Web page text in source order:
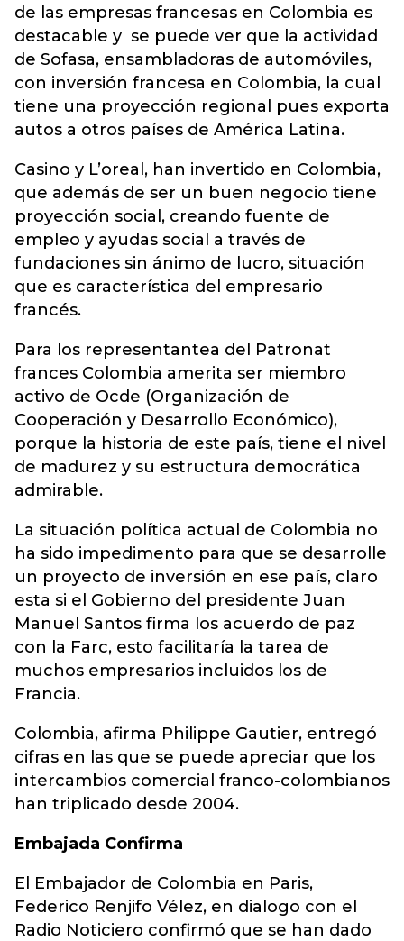
de las empresas francesas en Colombia es
destacable y se puede ver que la actividad
de Sofasa, ensambladoras de automóviles,
con inversión francesa en Colombia, la cual
tiene una proyección regional pues exporta
autos a otros países de América Latina.
Casino y L’oreal, han invertido en Colombia,
que además de ser un buen negocio tiene
proyección social, creando fuente de
empleo y ayudas social a través de
fundaciones sin ánimo de lucro, situación
que es característica del empresario
francés.
Para los representantea del Patronat
frances Colombia amerita ser miembro
activo de Ocde (Organización de
Cooperación y Desarrollo Económico),
porque la historia de este país, tiene el nivel
de madurez y su estructura democrática
admirable.
La situación política actual de Colombia no
ha sido impedimento para que se desarrolle
un proyecto de inversión en ese país, claro
esta si el Gobierno del presidente Juan
Manuel Santos firma los acuerdo de paz
con la Farc, esto facilitaría la tarea de
muchos empresarios incluidos los de
Francia.
Colombia, afirma Philippe Gautier, entregó
cifras en las que se puede apreciar que los
intercambios comercial franco-colombianos
han triplicado desde 2004.
Embajada Confirma
El Embajador de Colombia en Paris,
Federico Renjifo Vélez, en dialogo con el
Radio Noticiero confirmó que se han dado